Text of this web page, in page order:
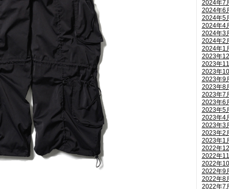
2024年7
2024年6
2024年5
2024年4
2024年3
2024年2
2024年1
2023年
2023年
2023年
2023年9
2023年8
2023年7
2023年6
2023年5
2023年4
2023年3
2023年2
2023年1
2022年
2022年
2022年
2022年9
2022年8
2022年7